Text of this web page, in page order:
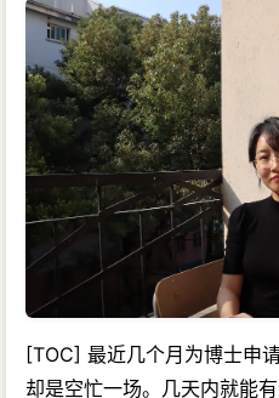
[TOC] 最近几个月为博士申
却是空忙一场。几天内就能